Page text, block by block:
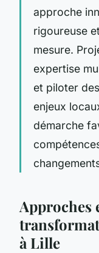
approche
rigoureuse
mesure.
expertise
et piloter
enjeux
démarche
Approches
à Lille